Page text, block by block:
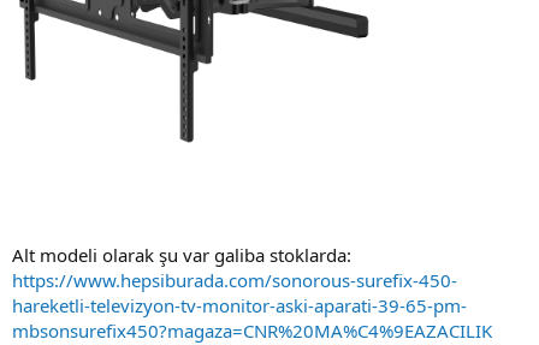
Alt modeli olarak şu var galiba stoklarda:
https://www.hepsiburada.com/sonorous-surefix-450-
hareketli-televizyon-tv-monitor-aski-aparati-39-65-pm-
mbsonsurefix450?magaza=CNR%20MA%C4%9EAZACILIK